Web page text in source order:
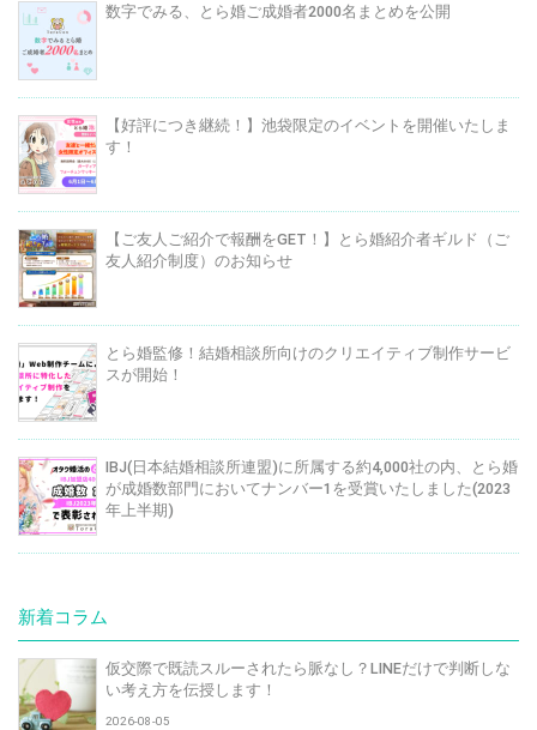
数字でみる、とら婚ご成婚者2000名まとめを公開
【好評につき継続！】池袋限定のイベントを開催いたしま
す！
【ご友人ご紹介で報酬をGET！】とら婚紹介者ギルド（ご
友人紹介制度）のお知らせ
とら婚監修！結婚相談所向けのクリエイティブ制作サービ
スが開始！
IBJ(日本結婚相談所連盟)に所属する約4,000社の内、とら婚
が成婚数部門においてナンバー1を受賞いたしました(2023
年上半期)
新着コラム
仮交際で既読スルーされたら脈なし？LINEだけで判断しな
い考え方を伝授します！
2026-08-05